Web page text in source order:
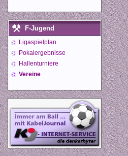
F-Jugend
Ligaspielplan
Pokalergebnisse
Hallenturniere
Vereine